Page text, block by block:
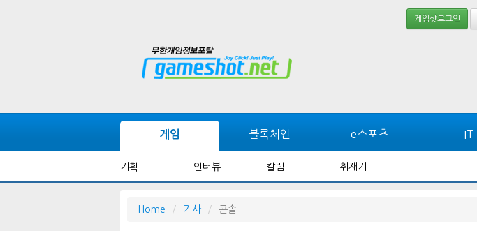
게임샷로그인
게임 블록체인 e스포츠 IT
기획 인터뷰 칼럼 취재기
Home 기사 콘솔